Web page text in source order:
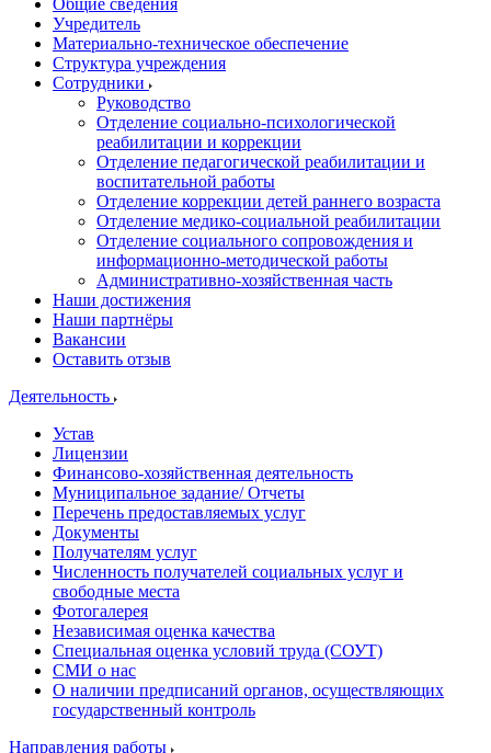
Общие сведения
Учредитель
Материально-техническое обеспечение
Структура учреждения
Сотрудники
Руководство
Отделение социально-психологической
реабилитации и коррекции
Отделение педагогической реабилитации и
воспитательной работы
Отделение коррекции детей раннего возраста
Отделение медико-социальной реабилитации
Отделение социального сопровождения и
информационно-методической работы
Административно-хозяйственная часть
Наши достижения
Наши партнёры
Вакансии
Оставить отзыв
Деятельность
Устав
Лицензии
Финансово-хозяйственная деятельность
Муниципальное задание/ Отчеты
Перечень предоставляемых услуг
Документы
Получателям услуг
Численность получателей социальных услуг и
свободные места
Фотогалерея
Независимая оценка качества
Специальная оценка условий труда (СОУТ)
СМИ о нас
О наличии предписаний органов, осуществляющих
государственный контроль
Направления работы